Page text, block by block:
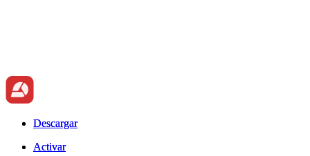
Descargar
Activar
Descargar
Activar